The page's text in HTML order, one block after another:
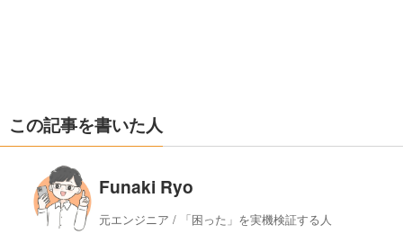
この記事を書いた人
Funaki Ryo
元エンジニア / 「困った」を実機検証する人